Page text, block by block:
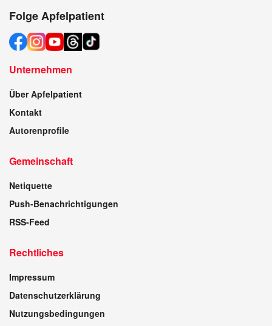
Folge Apfelpatient
Unternehmen
Über Apfelpatient
Kontakt
Autorenprofile
Gemeinschaft
Netiquette
Push-Benachrichtigungen
RSS-Feed
Rechtliches
Impressum
Datenschutzerklärung
Nutzungsbedingungen